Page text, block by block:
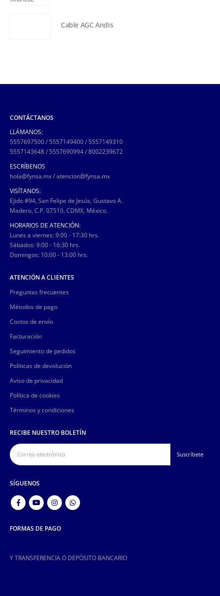
Cable AGC Andis
CONTÁCTANOS
LLÁMANOS:
5557697500/ 5557149400/ 5557149310
5557143648/ 5557690994/8002239672
ESCRÍBENOS
hola@fynsa.mx/atencion@fynsa.mx
VISÍTANOS:
Ejido #94, San Felipe de Jesús, Gustavo A.
Madero, C.P. 07510, CDMX, México.
HORARIOS DE ATENCIÓN:
Lunes a viernes: 9:00 - 17:30 hrs.
Sábados: 9:00 - 16:30 hrs.
Domingos: 10:00 - 13:00 hrs.
ATENCIÓN A CLIENTES
Preguntas frecuentes
Métodos de pago
Costos de envío
Facturación
Seguimiento de pedidos
Políticas de devolución
Aviso de privacidad
Política de cookies
Términos y condiciones
RECIBE NUESTRO BOLETÍN
SÍGUENOS
FORMAS DE PAGO
Y TRANSFERENCIA O DEPÓSITO BANCARIO